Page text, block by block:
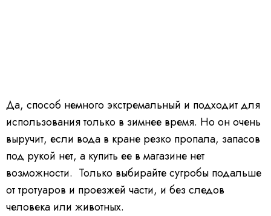
Да, способ немного экстремальный и подходит для
использования только в зимнее время. Но он очень
выручит, если вода в кране резко пропала, запасов
под рукой нет, а купить ее в магазине нет
возможности. Только выбирайте сугробы подальше
от тротуаров и проезжей части, и без следов
человека или животных.